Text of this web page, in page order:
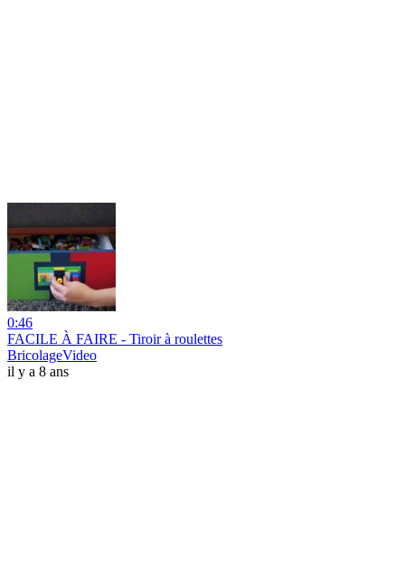
0:46
FACILE À FAIRE - Tiroir à roulettes
BricolageVideo
il y a 8 ans